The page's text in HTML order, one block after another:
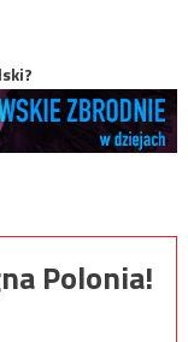
Polonia!